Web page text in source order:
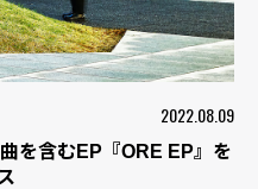
2022.08.09
を含むEP『ORE EP』を